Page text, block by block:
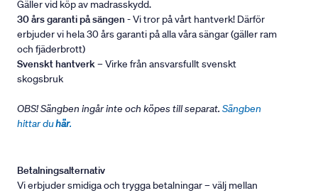
Gäller vid köp av madrasskydd.
30 års garanti på sängen - Vi tror på vårt hantverk! Därför
erbjuder vi hela 30 års garanti på alla våra sängar (gäller ram
och fjäderbrott)
Svenskt hantverk– Virke från ansvarsfullt svenskt
skogsbruk
OBS! Sängben ingår inte och köpes till separat. Sängben
hittar duhär.
Betalningsalternativ
Vi erbjuder smidiga och trygga betalningar – välj mellan